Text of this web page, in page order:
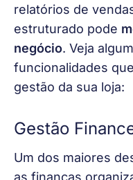
relatórios de
estruturado pode
negócio. Veja
funcionalidades
gestão da sua loja:
Gestão
Um dos maiores
as finanças